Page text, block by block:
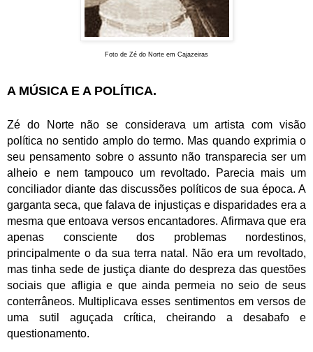
Foto de Zé do Norte em Cajazeiras
A MÚSICA E A POLÍTICA.
Zé do Norte não se considerava um artista com visão
política no sentido amplo do termo. Mas quando exprimia o
seu pensamento sobre o assunto não transparecia ser um
alheio e nem tampouco um revoltado. Parecia mais um
conciliador diante das discussões políticos de sua época. A
garganta seca, que falava de injustiças e disparidades era a
mesma que entoava versos encantadores. Afirmava que era
apenas consciente dos problemas nordestinos,
principalmente o da sua terra natal. Não era um revoltado,
mas tinha sede de justiça diante do despreza das questões
sociais que afligia e que ainda permeia no seio de seus
conterrâneos. Multiplicava esses sentimentos em versos de
uma sutil aguçada crítica, cheirando a desabafo e
questionamento.